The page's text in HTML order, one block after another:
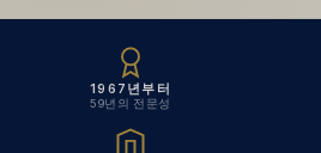
1967년부터
59년의 전문성